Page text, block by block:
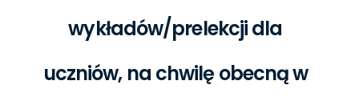
wykładów/prelekcji dla
uczniów, na chwilę obecną w